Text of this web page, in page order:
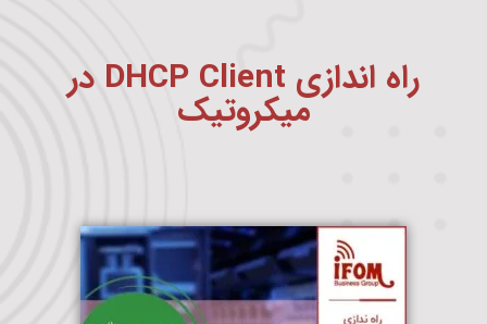
راه اندازی DHCP Client در
میکروتیک